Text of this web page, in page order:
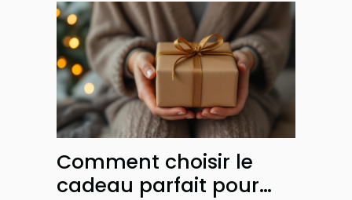
Comment choisir le
cadeau parfait pour